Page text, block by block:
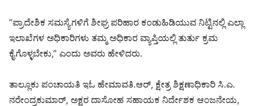
“ಪ್ರಾದೇಶಿಕ ಸಮಸ್ಯೆಗಳಿಗೆ ಶೀಘ್ರ ಪರಿಹಾರ ಕಂಡುಹಿಡಿಯುವ ನಿಟ್ಟಿನಲ್ಲಿ ಎಲ್ಲಾ
ಇಲಾಖೆಗಳ ಅಧಿಕಾರಿಗಳು ತಮ್ಮ ಅಧಿಕಾರ ವ್ಯಾಪ್ತಿಯಲ್ಲಿ ತುರ್ತು ಕ್ರಮ
ಕೈಗೊಳ್ಳಬೇಕು,” ಎಂದು ಅವರು ಹೇಳಿದರು.
ತಾಲ್ಲೂಕು ಪಂಚಾಯತಿ ಇಓ ಹೇಮಾವತಿ.ಆರ್, ಕ್ಷೇತ್ರ ಶಿಕ್ಷಣಾಧಿಕಾರಿ ಸಿ.ಎ.
ನರೇಂದ್ರಕುಮಾರ್, ಅಕ್ಷರ ದಾಸೋಹ ಸಹಾಯಕ ನಿರ್ದೇಶಕ ಆಂಜನೇಯ,